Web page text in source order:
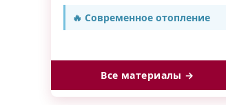
🔥 Современное отопление
Все материалы →